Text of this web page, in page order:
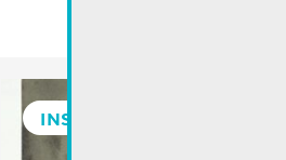
INSTALLATION